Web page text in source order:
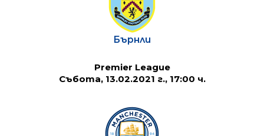
Бърнли
Premier League
Събота, 13.02.2021 г., 17:00 ч.